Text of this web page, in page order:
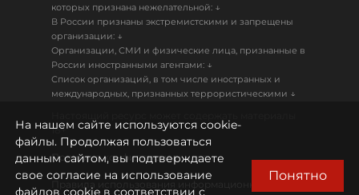
которых признана нежелательной: ↓
В России признаны экстремистскими и запрещены
организации: ↓
Организации, СМИ и физические лица, признанные в
России иностранными агентами: ↓
Список организаций, в том числе иностранных и
международных, признанных террористическими ↓
18+
Политика конфиденциальности
Правила использования информационных
На нашем сайте используются cookie-
файлы. Продолжая пользоваться
данным сайтом, вы подтверждаете
свое согласие на использование
файлов cookie в соответствии с
Понятно